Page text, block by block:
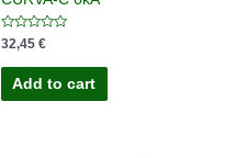
Rated
0
out
32,45 €
Add to cart